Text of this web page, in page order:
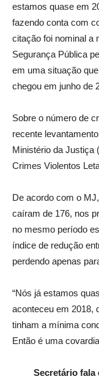
estamos quase em
fazendo conta com
citação foi nominal a
Segurança Pública
em uma situação
chegou em junho de
Sobre o número de
recente
Ministério da Justiça
Crimes Violentos
De acordo com o
caíram de 176, nos
no mesmo período
índice de redução
perdendo apenas
“Nós já estamos
aconteceu em 2018,
tinham a mínima
Então é uma
Secretário fala